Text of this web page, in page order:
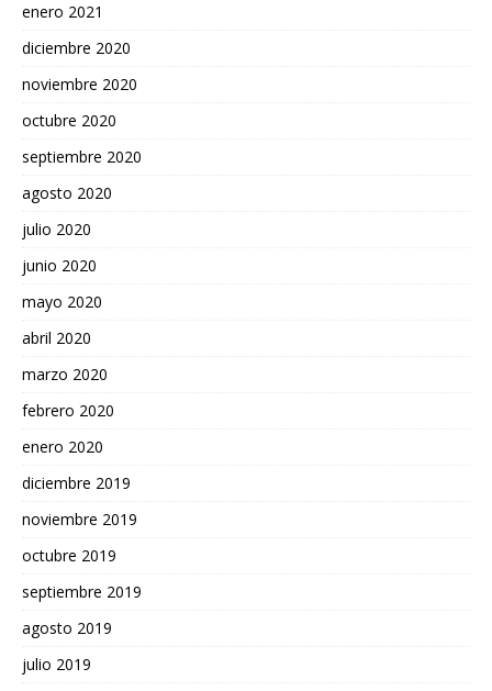
enero 2021
diciembre 2020
noviembre 2020
octubre 2020
septiembre 2020
agosto 2020
julio 2020
junio 2020
mayo 2020
abril 2020
marzo 2020
febrero 2020
enero 2020
diciembre 2019
noviembre 2019
octubre 2019
septiembre 2019
agosto 2019
julio 2019